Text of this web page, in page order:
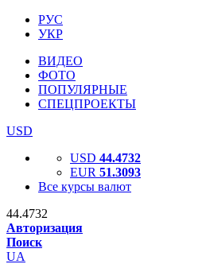
РУС
УКР
ВИДЕО
ФОТО
ПОПУЛЯРНЫЕ
СПЕЦПРОЕКТЫ
USD
USD 44.4732
EUR 51.3093
Все курсы валют
44.4732
Авторизация
Поиск
UA